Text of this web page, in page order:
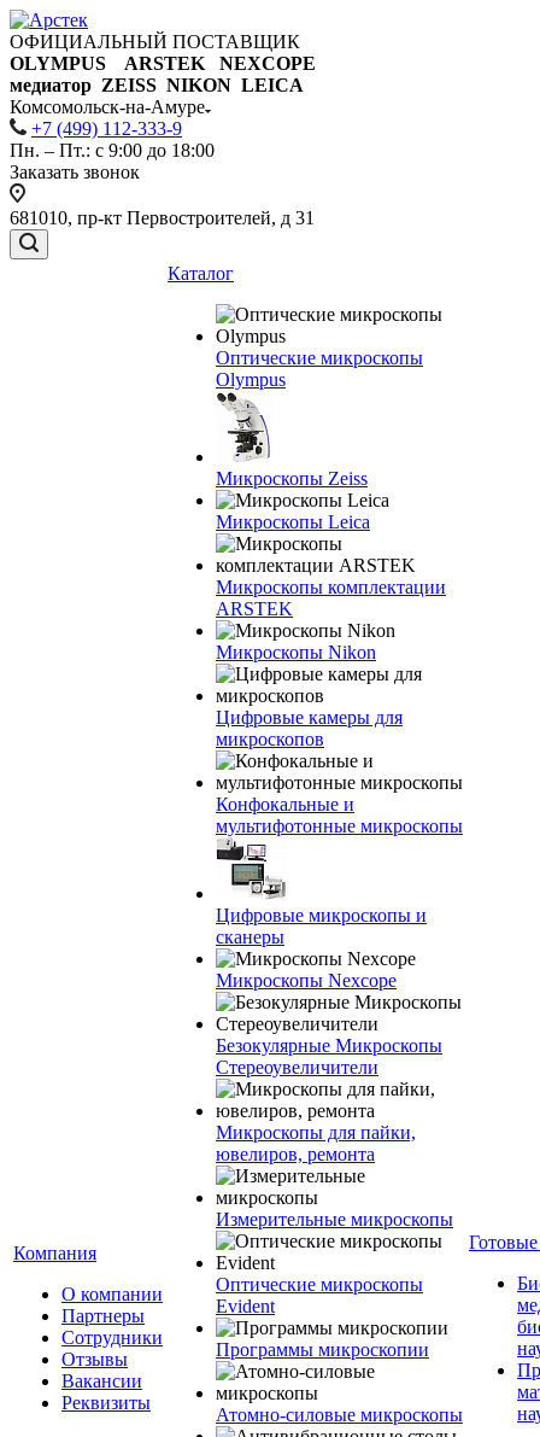
ОФИЦИАЛЬНЫЙ ПОСТАВЩИК
OLYMPUS ARSTEK NEXCOPE
медиатор ZEISS NIKON LEICA
Комсомольск-на-Амуре
+7 (499) 112-333-9
Пн. – Пт.: с 9:00 до 18:00
Заказать звонок
681010, пр-кт Первостроителей, д 31
Компания
О компании
Партнеры
Сотрудники
Отзывы
Вакансии
Реквизиты
Каталог
Оптические микроскопы
Olympus
Микроскопы Zeiss
Микроскопы Leica
Микроскопы комплектации
ARSTEK
Микроскопы Nikon
Цифровые камеры для
микроскопов
Конфокальные и
мультифотонные микроскопы
Цифровые микроскопы и
сканеры
Микроскопы Nexcope
Безокулярные Микроскопы
Стереоувеличители
Микроскопы для пайки,
ювелиров, ремонта
Измерительные микроскопы
Оптические микроскопы
Evident
Программы микроскопии
Атомно-силовые микроскопы